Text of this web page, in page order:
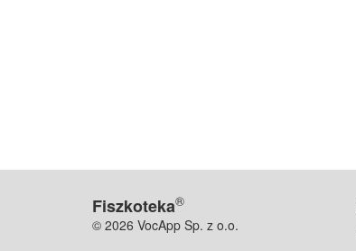
Fiszkoteka®
© 2026 VocApp Sp. z o.o.